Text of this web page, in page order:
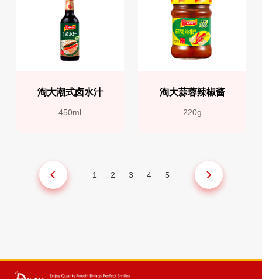
淘大潮式卤水汁
450ml
淘大蒜蓉辣椒酱
220g
1 2 3 4 5